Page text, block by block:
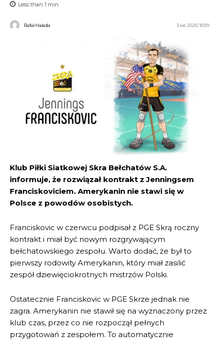
Less than 1 min.
Rafał Hałada 3 sie 2020, 10:09
Klub Piłki Siatkowej Skra Bełchatów S.A.
informuje, że rozwiązał kontrakt z Jenningsem
Franciskoviciem. Amerykanin nie stawi się w
Polsce z powodów osobistych.
Franciskovic w czerwcu podpisał z PGE Skrą roczny
kontrakt i miał być nowym rozgrywającym
bełchatowskiego zespołu. Warto dodać, że był to
pierwszy rodowity Amerykanin, który miał zasilić
zespół dziewięciokrotnych mistrzów Polski.
Ostatecznie Franciskovic w PGE Skrze jednak nie
zagra. Amerykanin nie stawił się na wyznaczony przez
klub czas, przez co nie rozpoczął pełnych
przygotowań z zespołem. To automatycznie